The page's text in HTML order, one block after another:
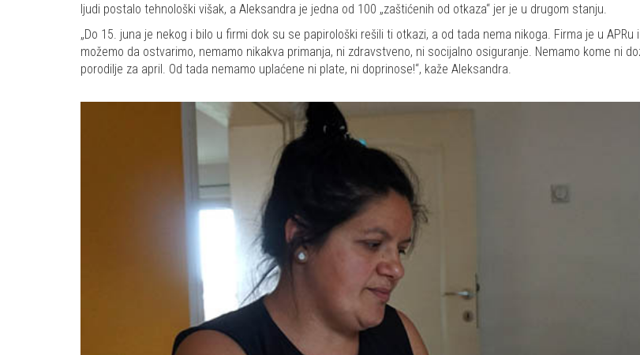
ljudi postalo tehnološki višak, a Aleksandra je jedna od 100 „zaštićenih od otkaza“ jer je u drugom stanju.
„Do 15. juna je nekog i bilo u firmi dok su se papirološki rešili ti otkazi, a od tada nema nikoga. Firma je u
možemo da ostvarimo, nemamo nikakva primanja, ni zdravstveno, ni socijalno osiguranje. Nemamo kome ni
porodilje za april. Od tada nemamo uplaćene ni plate, ni doprinose!“, kaže Aleksandra.